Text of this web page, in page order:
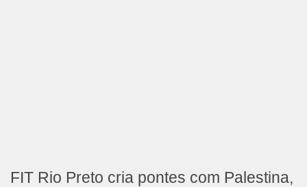
FIT Rio Preto cria pontes com Palestina,